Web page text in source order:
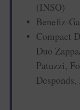
(INSO)
Benefiz-
Compact
Duo
Patuzzi,